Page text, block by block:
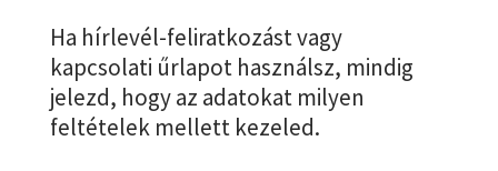
Ha hírlevél-feliratkozást vagy
kapcsolati űrlapot használsz, mindig
jelezd, hogy az adatokat milyen
feltételek mellett kezeled.